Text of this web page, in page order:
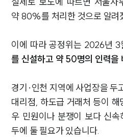
약 80%를 처리한 것으로 알려
이에 따라 공정위는 2026년 3
를 신설하고 약 50명의 인력을
경기·인천 지역에 사업장을 두
대리점, 하도급 거래처 등이
우 민원이나 분쟁이 보다 신
두에 둘 필요가 있습니다.